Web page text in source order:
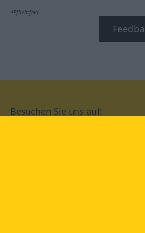
*Pflichtfeld
Besuchen Sie uns auf: